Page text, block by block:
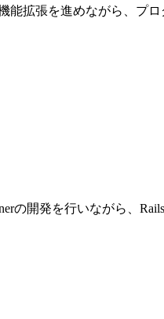
能拡張を進めながら、プ
の開発を行いながら、